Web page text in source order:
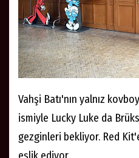
Vahşi Batı'nın yalnız
ismiyle Lucky Luke da
gezginleri bekliyor. Red